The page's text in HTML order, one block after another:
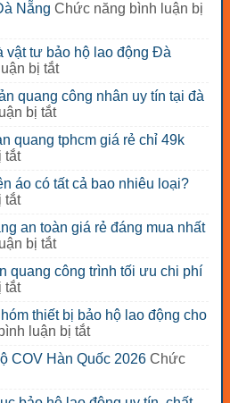
Nẵng Chức năng bình luận bị
vật tư bảo hộ lao động Đà
bị tắtở
cấp
phục
và
tư
lao
Nẵng
quang công nhân uy tín tại đà
bị tắtở
chỉ
áo
lưới
quang
công
uy
đà
nẵng
quang tphcm giá rẻ chỉ 49k
tắtở
chỉ
bán
lưới
phản
quang
tphcm
rẻ
chỉ
áo có tất cả bao nhiêu loại?
tắtở
phản
quang
lên
áo
có
tất
bao
an toàn giá rẻ đáng mua nhất
bị tắtở
5
lưới
phản
quang
an
quang công trình tối ưu chi phí
tắtở
chọn
áo
lưới
phản
công
thiết bị bảo hộ lao động cho
luận bị tắtở
dẫn
loại
COV Hàn Quốc 2026 Chức